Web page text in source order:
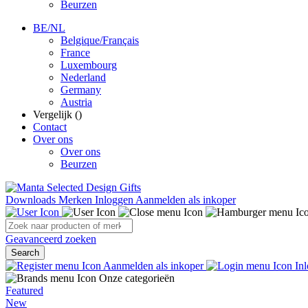
Beurzen
BE/NL
Belgique/Français
France
Luxembourg
Nederland
Germany
Austria
Vergelijk ()
Contact
Over ons
Over ons
Beurzen
Downloads Merken InloggenAanmelden als inkoper
Geavanceerd zoeken
Search
Aanmelden als inkoper
Onze categorieën
Featured
New